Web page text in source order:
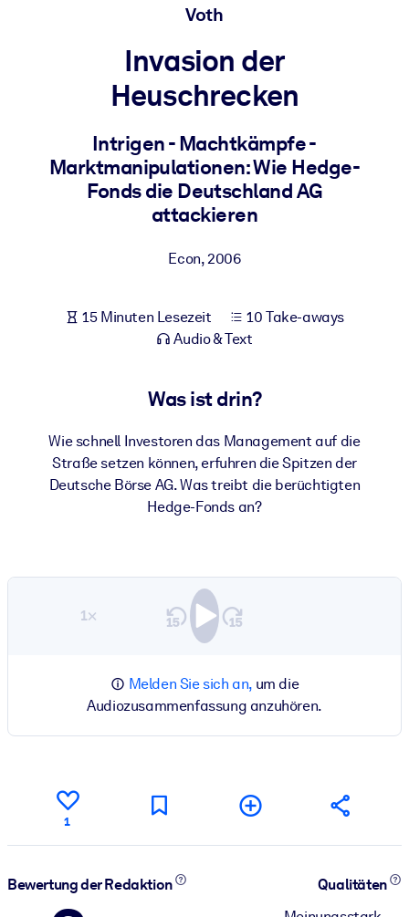
Gesundheit & Wohlbefinden
NACH SYSTEM
Integrieren Sie kompaktes, verifiziertes Wissen in Ihr LMS/LXP für
bessere Lernergebnisse.
Für Unternehmensbibliotheken
vertrauenswürdigem, praxisnahem Business-Wissen.
Nutzen Sie verlässliches, strukturiertes Wissen, um die Ergebnisse
Ihrer KI-Systeme zu optimieren.
Voth
Invasion der
Heuschrecken
Intrigen - Machtkämpfe -
Marktmanipulationen: Wie Hedge-
Fonds die Deutschland AG
attackieren
Econ,2006
15 Minuten Lesezeit
10 Take-aways
Audio & Text
Was ist drin?
Wie schnell Investoren das Management auf die
Straße setzen können, erfuhren die Spitzen der
Deutsche Börse AG. Was treibt die berüchtigten
Hedge-Fonds an?
1×
Melden Sie sich an,um die
Audiozusammenfassung anzuhören.
1
Bewertung der Redaktion
Qualitäten